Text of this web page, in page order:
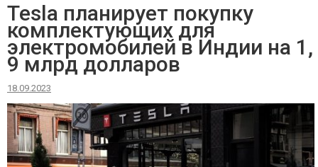
Tesla планирует покупку
комплектующих для
электромобилей в Индии на 1,
9 млрд долларов
18.09.2023